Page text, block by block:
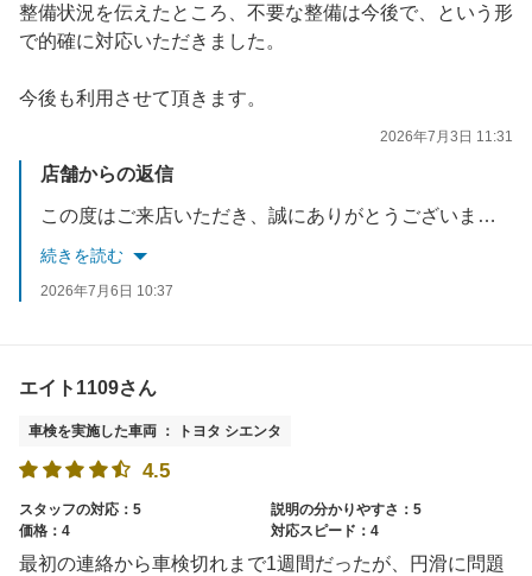
整備状況を伝えたところ、不要な整備は今後で、という形
で的確に対応いただきました。
今後も利用させて頂きます。
2026年7月3日 11:31
店舗からの返信
この度はご来店いただき、誠にありがとうございました。ご満足して頂き大変光栄に思います。また、満点ご評価誠にありがとうございます。様々なお客様のご要望へ親身に対応できるよう教育含め強化して参ります。またのご利用心よりお待ちしております。
続きを読む
2026年7月6日 10:37
エイト1109さん
車検を実施した車両 ： トヨタ シエンタ
4.5
スタッフの対応：5
説明の分かりやすさ：5
価格：4
対応スピード：4
最初の連絡から車検切れまで1週間だったが、円滑に問題